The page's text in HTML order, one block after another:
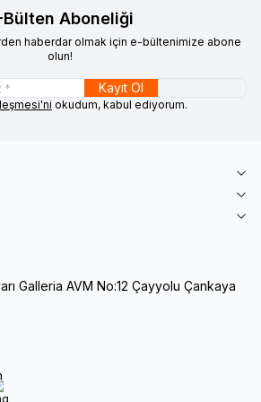
Bülten Aboneliği
haberdar olmak için e-bültenimize abone
olun!
Kayıt Ol
okudum, kabul ediyorum.
Galleria AVM No:12 Çayyolu Çankaya